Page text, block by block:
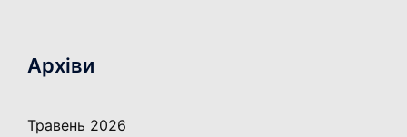
Архіви
Травень 2026